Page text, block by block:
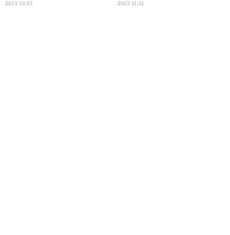
2023.10.07 2023.11.11